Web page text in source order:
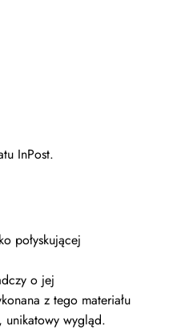
InPost.
połyskującej
o jej
z tego materiału
unikatowy wygląd.